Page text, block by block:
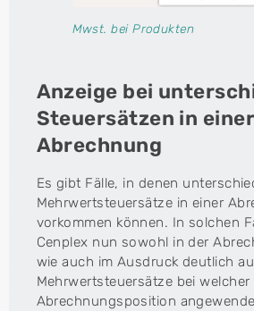
Mwst. bei Produkten
Anzeige bei
Steuersätzen in einer
Abrechnung
Es gibt Fälle, in denen
Mehrwertsteuersätze in einer
vorkommen können. In solchen
Cenplex nun sowohl in der
wie auch im Ausdruck deutlich
Mehrwertsteuersätze bei welcher
Abrechnungsposition